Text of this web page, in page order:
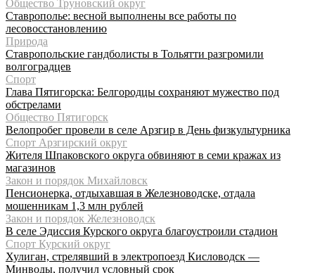
Общество Труновский округ
Ставрополье: весной выполнены все работы по
лесовосстановлению
Природа
Ставропольские гандболисты в Тольятти разгромили
волгоградцев
Спорт
Глава Пятигорска: Белгородцы сохраняют мужество под
обстрелами
Общество Пятигорск
Велопробег провели в селе Арзгир в День физкультурника
Спорт Арзгирский округ
Жителя Шпаковского округа обвиняют в семи кражах из
магазинов
Закон и порядок Михайловск
Пенсионерка, отдыхавшая в Железноводске, отдала
мошенникам 1,3 млн рублей
Закон и порядок Железноводск
В селе Эдиссия Курского округа благоустроили стадион
Спорт Курский округ
Хулиган, стрелявший в электропоезд Кисловодск —
Минводы, получил условный срок